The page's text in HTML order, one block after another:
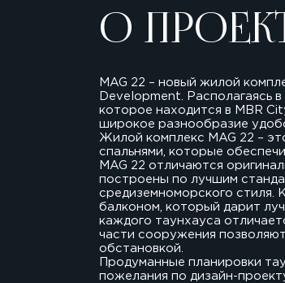
О
MAG 22 – новый жилой
Development. Располагаясь
которое находится в MBR
широкое разнообразие
Жилой комплекс MAG 22 –
спальнями, которые
MAG 22 отличаются
построены по лучшим
средиземноморского стиля.
балконом, который дарит
каждого таунхауса
части сооружения
обстановкой.
Продуманные планировки
пожелания по дизайн-